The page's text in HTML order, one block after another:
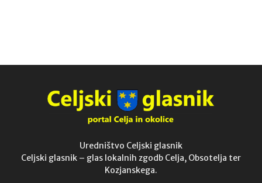
Uredništvo Celjski glasnik
Celjski glasnik – glas lokalnih zgodb Celja, Obsotelja ter
Kozjanskega.